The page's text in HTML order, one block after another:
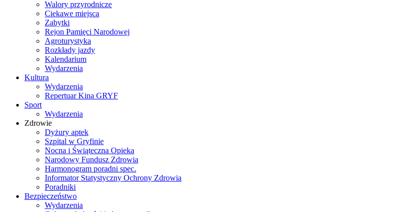
Walory przyrodnicze
Ciekawe miejsca
Zabytki
Rejon Pamięci Narodowej
Agroturystyka
Rozkłady jazdy
Kalendarium
Wydarzenia
Kultura
Wydarzenia
Repertuar Kina GRYF
Sport
Wydarzenia
Zdrowie
Dyżury aptek
Szpital w Gryfinie
Nocna i Świąteczna Opieka
Narodowy Fundusz Zdrowia
Harmonogram poradni spec.
Informator Statystyczny Ochrony Zdrowia
Poradniki
Bezpieczeństwo
Wydarzenia